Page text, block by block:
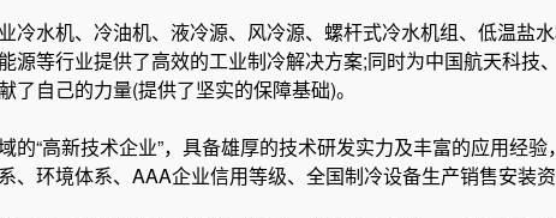
冷水机、冷油机、液冷源、风冷源、螺杆式冷水机组、低温盐
源等行业提供了高效的工业制冷解决方案;同时为中国航天科
了自己的力量(提供了坚实的保障基础)。
的“高新技术企业”，具备雄厚的技术研发实力及丰富的应用经
、环境体系、AAA企业信用等级、全国制冷设备生产销售安装